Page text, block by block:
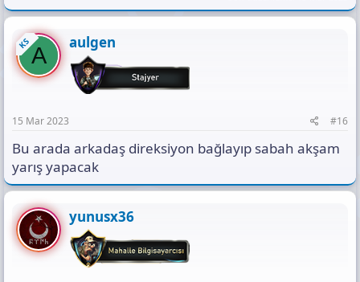
KSA aulgen
15 Mar 2023 #16
Bu arada arkadaş direksiyon bağlayıp sabah akşam
yarış yapacak
yunusx36